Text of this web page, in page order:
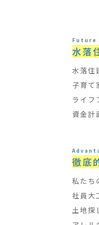
Future
水落
水落住
子育て
ライフ
資金計
徹底
私たち
社員大
土地探